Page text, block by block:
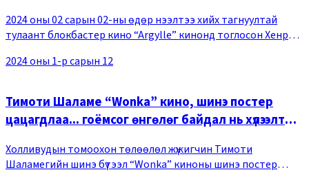
2024 оны 02 сарын 02-ны өдөр нээлтээ хийх тагнуултай
тулаант блокбастер кино “Argylle” кинонд тоглосон Хенри
олон нийтэд цацагджээ. Олон нийтэд
2024 оны 1-р сарын 12
Тимоти Шаламе “Wonka” кино, шинэ постер
цацагдлаа... гоёмсог өнгөлөг байдал нь хүлээлт
Холливудын томоохон төлөөлөл жүжигчин Тимоти
Шаламегийн шинэ бүтээл “Wonka” киноны шинэ постер